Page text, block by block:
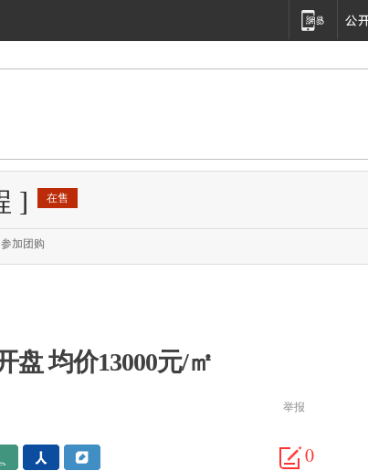
] 在售
参加团购
盘 均价13000元/㎡
举报
0